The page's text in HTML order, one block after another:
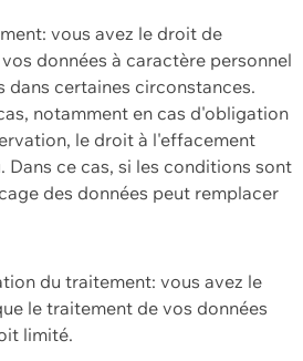
vous avez le droit de
données à caractère personnel
dans certaines circonstances.
notamment en cas d'obligation
le droit à l'effacement
Dans ce cas, si les conditions sont
des données peut remplacer
du traitement: vous avez le
le traitement de vos données
limité.